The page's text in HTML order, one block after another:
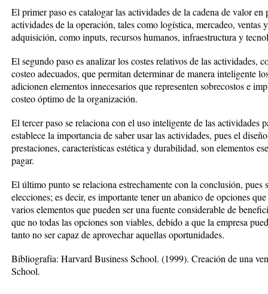
El primer paso es catalogar las actividades de la cadena de valor
actividades de la operación, tales como logística, mercadeo, ventas
adquisición, como inputs, recursos humanos, infraestructura y
El segundo paso es analizar los costes relativos de las actividades,
costeo adecuados, que permitan determinar de manera inteligente
adicionen elementos innecesarios que representen sobrecostos e
costeo óptimo de la organización.
El tercer paso se relaciona con el uso inteligente de las actividades
establece la importancia de saber usar las actividades, pues el
prestaciones, características estética y durabilidad, son elementos
pagar.
El último punto se relaciona estrechamente con la conclusión, pues
elecciones; es decir, es importante tener un abanico de opciones
varios elementos que pueden ser una fuente considerable de
que no todas las opciones son viables, debido a que la empresa
tanto no ser capaz de aprovechar aquellas oportunidades.
Bibliografía: Harvard Business School. (1999). Creación de una
School.